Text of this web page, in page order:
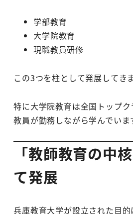
学部教育
大学院教育
現職教員研修
この3つを柱として発展してき
特に大学院教育は全国トップ
教員が勤務しながら学んでいま
「教師教育の中
て発展
兵庫教育大学が設立された目的